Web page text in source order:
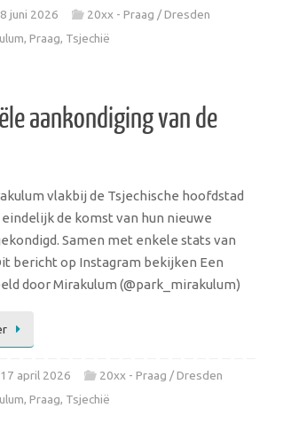
8 juni 2026
20xx - Praag / Dresden
,Praag, Tsjechië
aankondiging van de
vlakbij de Tsjechische hoofdstad
de komst van hun nieuwe
Samen met enkele stats van
bericht op Instagram bekijken Een
door Mirakulum (@park_mirakulum)
17 april 2026
20xx - Praag / Dresden
,Praag, Tsjechië